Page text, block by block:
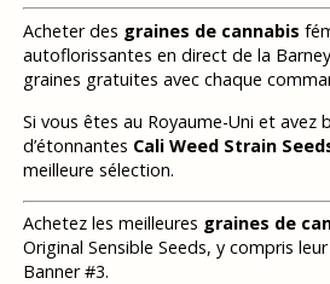
Acheter des graines de cannabis
autoflorissantes en direct de la
graines gratuites avec chaque
Si vous êtes au Royaume-Uni et avez
d’étonnantes Cali Weed Strain
meilleure sélection.
Achetez les meilleures graines de
Original Sensible Seeds, y compris
Banner #3.